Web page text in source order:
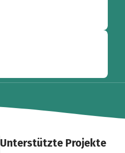
Unterstützte Projekte